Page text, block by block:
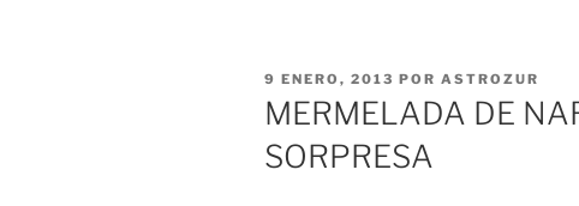
PUBLICADO
EL
9 ENERO, 2013 POR ASTROZUR
MERMELADA DE
SORPRESA